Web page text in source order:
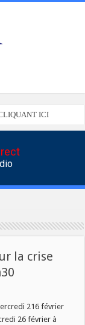
ICI
la crise
216 février
26 février à